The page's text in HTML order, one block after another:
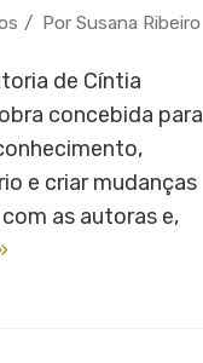
PorSusana Ribeiro
de Cíntia
concebida para
e criar mudanças
as autoras e,